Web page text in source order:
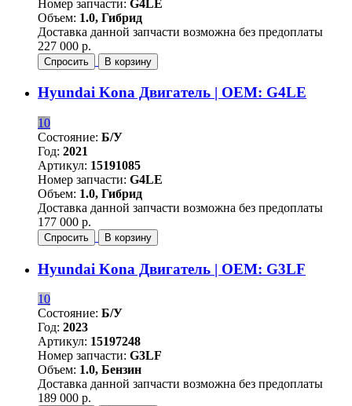
Номер запчасти: G4LE
Объем: 1.0, Гибрид
Доставка данной запчасти возможна без предоплаты
227 000 р.
Спросить В корзину
Hyundai Kona Двигатель | OEM: G4LE
10
Состояние: Б/У
Год: 2021
Артикул: 15191085
Номер запчасти: G4LE
Объем: 1.0, Гибрид
Доставка данной запчасти возможна без предоплаты
177 000 р.
Спросить В корзину
Hyundai Kona Двигатель | OEM: G3LF
10
Состояние: Б/У
Год: 2023
Артикул: 15197248
Номер запчасти: G3LF
Объем: 1.0, Бензин
Доставка данной запчасти возможна без предоплаты
189 000 р.